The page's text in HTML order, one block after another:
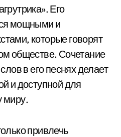
Его
мощными и
которые говорят
обществе. Сочетание
в его песнях делает
и доступной для
миру.
привлечь